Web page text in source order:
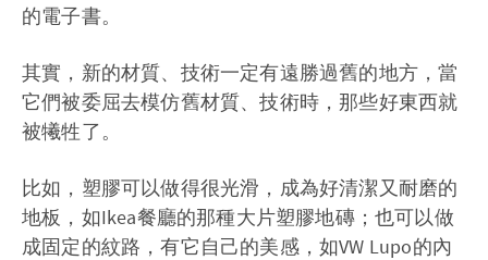
的電子書。
其實，新的材質、技術一定有遠勝過舊的地方，當
它們被委屈去模仿舊材質、技術時，那些好東西就
被犧牲了。
比如，塑膠可以做得很光滑，成為好清潔又耐磨的
地板，如Ikea餐廳的那種大片塑膠地磚；也可以做
成固定的紋路，有它自己的美感，如VW Lupo的內